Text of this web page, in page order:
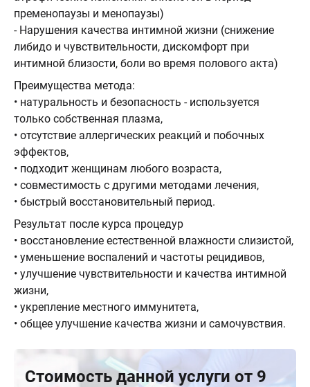
пременопаузы и менопаузы)
- Нарушения качества интимной жизни (снижение
либидо и чувствительности, дискомфорт при
интимной близости, боли во время полового акта)
Преимущества метода:
• натуральность и безопасность - используется
только собственная плазма,
• отсутствие аллергических реакций и побочных
эффектов,
• подходит женщинам любого возраста,
• совместимость с другими методами лечения,
• быстрый восстановительный период.
Результат после курса процедур
• восстановление естественной влажности слизистой,
• уменьшение воспалений и частоты рецидивов,
• улучшение чувствительности и качества интимной
жизни,
• укрепление местного иммунитета,
• общее улучшение качества жизни и самочувствия.
Стоимость данной услуги от 9